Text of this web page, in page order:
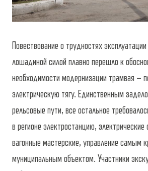
Повествование о трудностях
лошадиной силой плавно перешло к
необходимости модернизации трамвая –
электрическую тягу. Единственным
рельсовые пути, все остальное
в регионе электростанцию, электрические
вагонные мастерские, управление самым
муниципальным объектом. Участники